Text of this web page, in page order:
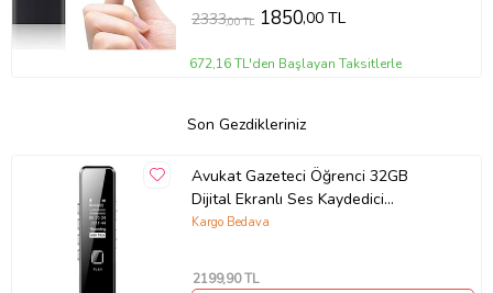
2333,00 TL 1850,00 TL
672,16 TL'den Başlayan Taksitlerle
Son Gezdikleriniz
Avukat Gazeteci Öğrenci 32GB
Dijital Ekranlı Ses Kaydedici
Kulaklıklı Mini Ses Kayıt Cihazı (Altın
Kargo Bedava
2199,90 TL